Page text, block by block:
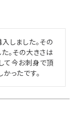
しました。その
。その大きさは
て今お刺身で頂
ったです。